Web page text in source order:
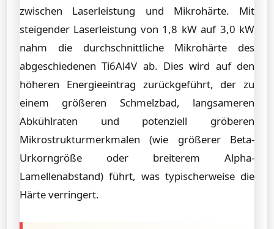
zwischen Laserleistung und Mikrohärte. Mit
steigender Laserleistung von 1,8 kW auf 3,0 kW
nahm die durchschnittliche Mikrohärte des
abgeschiedenen Ti6Al4V ab. Dies wird auf den
höheren Energieeintrag zurückgeführt, der zu
einem größeren Schmelzbad, langsameren
Abkühlraten und potenziell gröberen
Mikrostrukturmerkmalen (wie größerer Beta-
Urkorngröße oder breiterem Alpha-
Lamellenabstand) führt, was typischerweise die
Härte verringert.